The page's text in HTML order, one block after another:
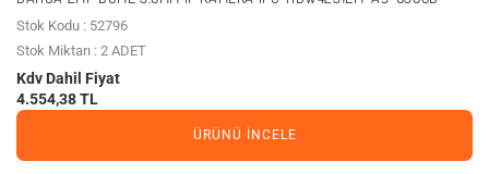
Stok Kodu : 52796
Stok Miktarı : 2 ADET
Kdv Dahil Fiyat
4.554,38 TL
ÜRÜNÜ İNCELE